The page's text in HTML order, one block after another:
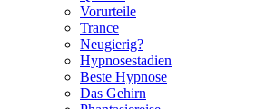
Vorurteile
Trance
Neugierig?
Hypnosestadien
Beste Hypnose
Das Gehirn